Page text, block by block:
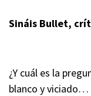
Sináis Bullet,
¿Y cuál es la
blanco y viciado…